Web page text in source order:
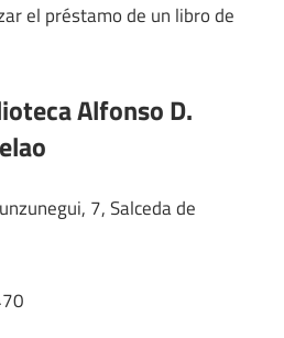
el préstamo de un libro de
Alfonso D.
7, Salceda de